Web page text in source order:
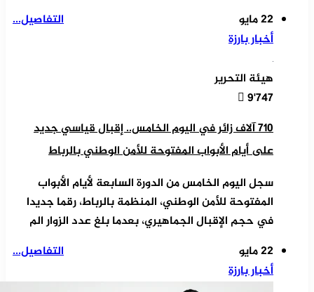
التفاصيل...
22 مايو
أخبار بارزة
هيئة التحرير
9٬747
710 آلاف زائر في اليوم الخامس.. إقبال قياسي جديد
على أيام الأبواب المفتوحة للأمن الوطني بالرباط
سجل اليوم الخامس من الدورة السابعة لأيام الأبواب
المفتوحة للأمن الوطني، المنظمة بالرباط، رقما جديدا
في حجم الإقبال الجماهيري، بعدما بلغ عدد الزوار الم
التفاصيل...
22 مايو
أخبار بارزة